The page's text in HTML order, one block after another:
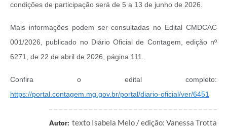
condições de participação será de 5 a 13 de junho de 2026.
Mais informações podem ser consultadas no Edital CMDCAC
001/2026, publicado no Diário Oficial de Contagem, edição nº
6271, de 22 de abril de 2026, página 111.
Confira o edital completo:
https://portal.contagem.mg.gov.br/portal/diario-oficial/ver/6451
Autor: texto Isabela Melo / edição: Vanessa Trotta